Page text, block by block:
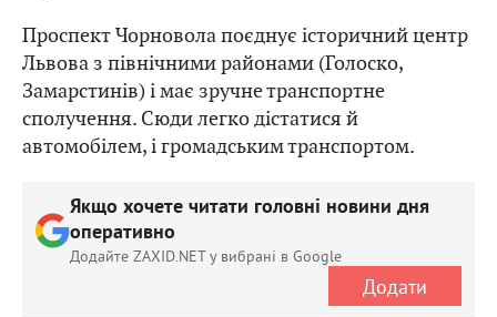
Проспект Чорновола поєднує історичний центр
Львова з північними районами (Голоско,
Замарстинів) і має зручне транспортне
сполучення. Сюди легко дістатися й
автомобілем, і громадським транспортом.
Якщо хочете читати головні новини дня
оперативно
Додайте ZAXID.NET у вибрані в Google
Додати